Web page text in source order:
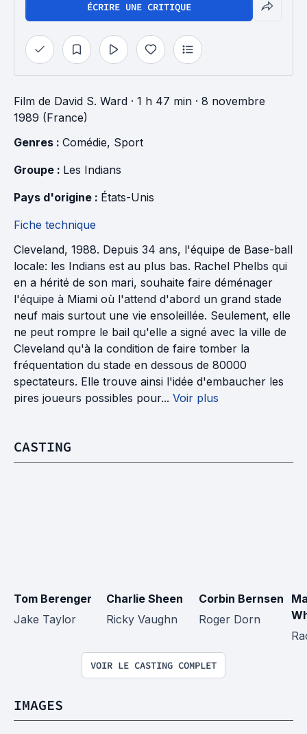
ÉCRIRE UNE CRITIQUE
Film de David S. Ward · 1 h 47 min · 8 novembre
1989 (France)
Genres : Comédie, Sport
Groupe : Les Indians
Pays d'origine : États-Unis
Fiche technique
Cleveland, 1988. Depuis 34 ans, l'équipe de Base-ball
locale: les Indians est au plus bas. Rachel Phelbs qui
en a hérité de son mari, souhaite faire déménager
l'équipe à Miami où l'attend d'abord un grand stade
neuf mais surtout une vie ensoleillée. Seulement, elle
ne peut rompre le bail qu'elle a signé avec la ville de
Cleveland qu'à la condition de faire tomber la
fréquentation du stade en dessous de 80000
spectateurs. Elle trouve ainsi l'idée d'embaucher les
pires joueurs possibles pour... Voir plus
CASTING
Tom Berenger
Jake Taylor
Charlie Sheen
Ricky Vaughn
Corbin Bernsen
Roger Dorn
VOIR LE CASTING COMPLET
IMAGES